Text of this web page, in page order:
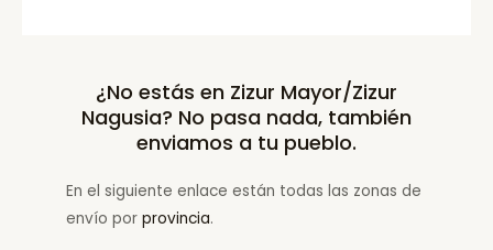
¿No estás en Zizur Mayor/Zizur
Nagusia? No pasa nada, también
enviamos a tu pueblo.
En el siguiente enlace están todas las zonas de
envío por provincia.